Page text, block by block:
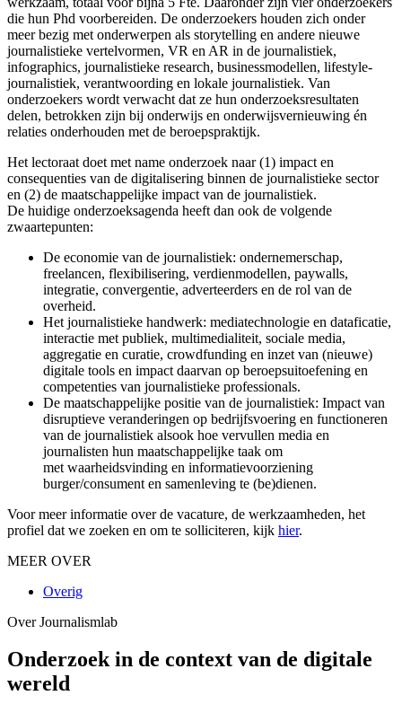
die hun Phd voorbereiden. De onderzoekers houden zich onder
meer bezig met onderwerpen als storytelling en andere nieuwe
journalistieke vertelvormen, VR en AR in de journalistiek,
infographics, journalistieke research, businessmodellen, lifestyle-
journalistiek, verantwoording en lokale journalistiek. Van
onderzoekers wordt verwacht dat ze hun onderzoeksresultaten
delen, betrokken zijn bij onderwijs en onderwijsvernieuwing én
relaties onderhouden met de beroepspraktijk.
Het lectoraat doet met name onderzoek naar (1) impact en
consequenties van de digitalisering binnen de journalistieke sector
en (2) de maatschappelijke impact van de journalistiek.
De huidige onderzoeksagenda heeft dan ook de volgende
zwaartepunten:
De economie van de journalistiek: ondernemerschap,
freelancen, flexibilisering, verdienmodellen, paywalls,
integratie, convergentie, adverteerders en de rol van de
overheid.
Het journalistieke handwerk: mediatechnologie en dataficatie,
interactie met publiek, multimedialiteit, sociale media,
aggregatie en curatie, crowdfunding en inzet van (nieuwe)
digitale tools en impact daarvan op beroepsuitoefening en
competenties van journalistieke professionals.
De maatschappelijke positie van de journalistiek: Impact van
disruptieve veranderingen op bedrijfsvoering en functioneren
van de journalistiek alsook hoe vervullen media en
journalisten hun maatschappelijke taak om
met waarheidsvinding en informatievoorziening
burger/consument en samenleving te (be)dienen.
Voor meer informatie over de vacature, de werkzaamheden, het
profiel dat we zoeken en om te solliciteren, kijk hier.
MEER OVER
Overig
Over Journalismlab
Onderzoek in de context van de digitale
wereld